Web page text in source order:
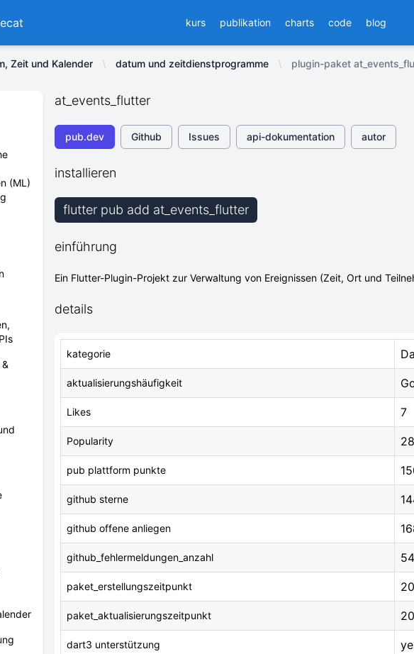
kurs publikation charts code blog
Zeit und Kalender datum und zeitdienstprogramme plugin-paket
(ML)
at_events_flutter
pub.dev Github Issues api-dokumentation autor
installieren
flutter pub add at_events_flutter
einführung
Ein Flutter-Plugin-Projekt zur Verwaltung von Ereignissen (Zeit, Ort und
details
kategorie
aktualisierungshäufigkeit
Likes 7
Popularity
pub plattform punkte
github sterne
github offene anliegen
github_fehlermeldungen_anzahl
paket_erstellungszeitpunkt
paket_aktualisierungszeitpunkt
dart3 unterstützung